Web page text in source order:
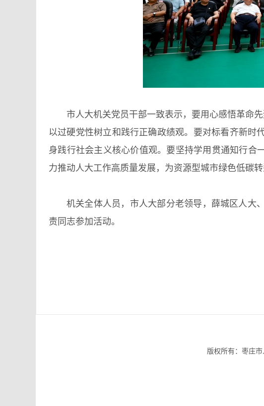
市人大机关党员干部一致表示，要用心感悟革命
以过硬党性树立和践行正确政绩观。要对标看齐新时
身践行社会主义核心价值观。要坚持学用贯通知行合
力推动人大工作高质量发展，为资源型城市绿色低碳
机关全体人员，市人大部分老领导，薛城区人大
责同志参加活动。
版权所有：枣庄